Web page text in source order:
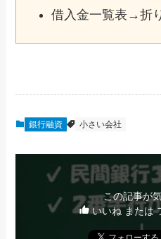
借入金一覧表→折
銀行融資 小さい会社
この記事が
いいね または